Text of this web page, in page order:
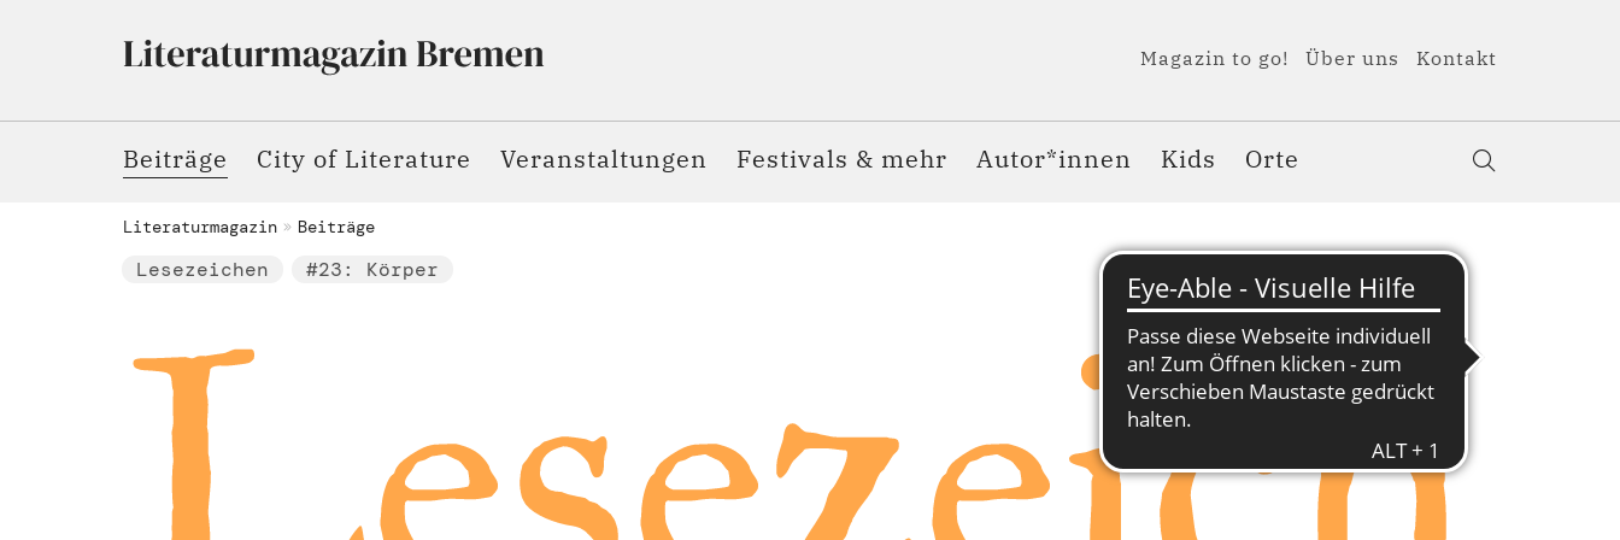
Magazin to go! Über uns Kontakt
Beiträge City of Literature Veranstaltungen Festivals & mehr Autor*innen Kids Orte
Literaturmagazin Beiträge
Lesezeichen #23: Körper